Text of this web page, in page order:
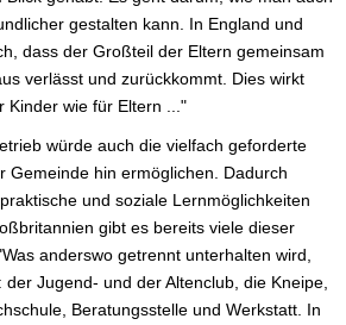
gestalten kann. In England und
dass der Großteil der Eltern gemeinsam
verlässt und zurückkommt. Dies wirkt
Kinder wie für Eltern ..."
würde auch die vielfach geforderte
Gemeinde hin ermöglichen. Dadurch
und soziale Lernmöglichkeiten
gibt es bereits viele dieser
anderswo getrennt unterhalten wird,
Jugend- und der Altenclub, die Kneipe,
Beratungsstelle und Werkstatt. In